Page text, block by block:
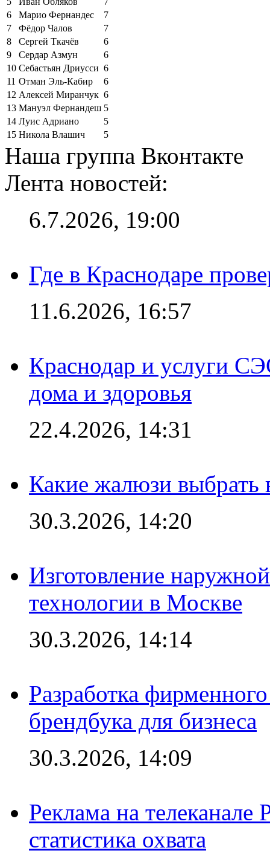
6
Марио Фернандес
7
7
Фёдор Чалов
7
8
Сергей Ткачёв
6
9
Сердар Азмун
6
10 Себастьян Дриусси 6
11 Отман Эль-Кабир
6
12 Алексей Миранчук 6
13 Мануэл Фернандеш 5
14 Луис Адриано
5
15 Никола Влашич 5
Наша группа Вконтакте
Лента новостей:
6.7.2026, 19:00
Где в Краснодаре
11.6.2026, 16:57
Краснодар и услуги
дома и здоровья
22.4.2026, 14:31
Какие жалюзи выбрать
30.3.2026, 14:20
Изготовление
технологии в Москве
30.3.2026, 14:14
Разработка
брендбука для бизнеса
30.3.2026, 14:09
Реклама на
статистика охвата